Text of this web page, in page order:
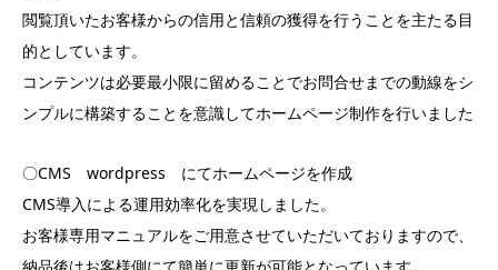
閲覧頂いたお客様からの信用と信頼の獲得を行うことを主たる目
的としています。
コンテンツは必要最小限に留めることでお問合せまでの動線をシ
ンプルに構築することを意識してホームページ制作を行いました
〇CMS wordpress にてホームページを作成
CMS導入による運用効率化を実現しました。
お客様専用マニュアルをご用意させていただいておりますので、